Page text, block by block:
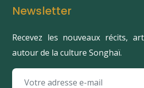
Newsletter
Recevez les nouveaux récits,
autour de la culture Songhaï.